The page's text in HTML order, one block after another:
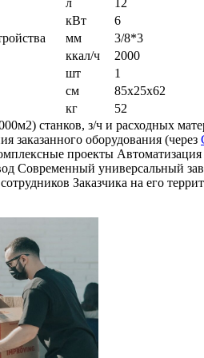
л
12
кВт
6
мм
3/8*3
ккал/ч
2000
шт
1
см
85х25х62
кг
52
станков, з/ч и расходных
заказанного оборудования (через
Современный универсальный
Заказчика на его